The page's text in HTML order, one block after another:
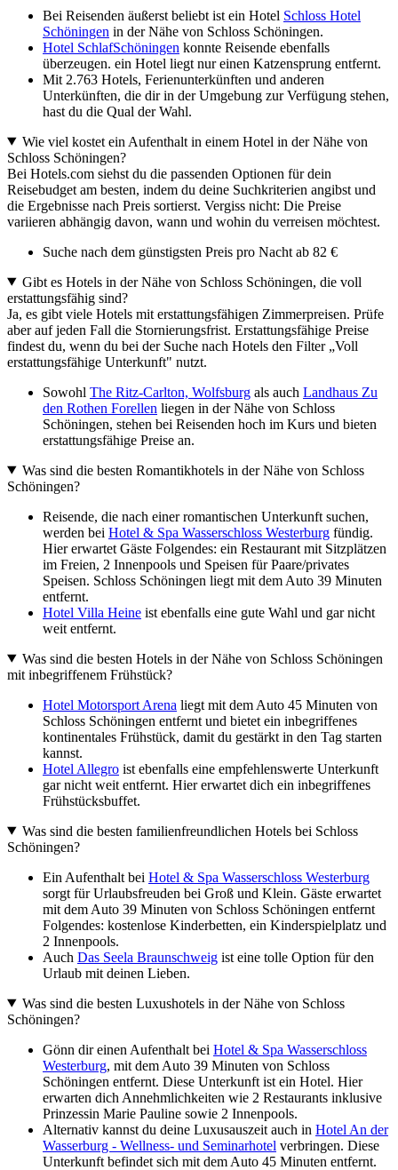
Bei Reisenden äußerst beliebt ist ein Hotel Schloss Hotel
Schöningen in der Nähe von Schloss Schöningen.
Hotel SchlafSchöningen konnte Reisende ebenfalls
überzeugen. ein Hotel liegt nur einen Katzensprung entfernt.
Mit 2.763 Hotels, Ferienunterkünften und anderen
Unterkünften, die dir in der Umgebung zur Verfügung stehen,
hast du die Qual der Wahl.
Wie viel kostet ein Aufenthalt in einem Hotel in der Nähe von
Schloss Schöningen?
Bei Hotels.com siehst du die passenden Optionen für dein
Reisebudget am besten, indem du deine Suchkriterien angibst und
die Ergebnisse nach Preis sortierst. Vergiss nicht: Die Preise
variieren abhängig davon, wann und wohin du verreisen möchtest.
Suche nach dem günstigsten Preis pro Nacht ab 82 €
Gibt es Hotels in der Nähe von Schloss Schöningen, die voll
erstattungsfähig sind?
Ja, es gibt viele Hotels mit erstattungsfähigen Zimmerpreisen. Prüfe
aber auf jeden Fall die Stornierungsfrist. Erstattungsfähige Preise
findest du, wenn du bei der Suche nach Hotels den Filter „Voll
erstattungsfähige Unterkunft" nutzt.
Sowohl The Ritz-Carlton, Wolfsburg als auch Landhaus Zu
den Rothen Forellen liegen in der Nähe von Schloss
Schöningen, stehen bei Reisenden hoch im Kurs und bieten
erstattungsfähige Preise an.
Was sind die besten Romantikhotels in der Nähe von Schloss
Schöningen?
Reisende, die nach einer romantischen Unterkunft suchen,
werden bei Hotel & Spa Wasserschloss Westerburg fündig.
Hier erwartet Gäste Folgendes: ein Restaurant mit Sitzplätzen
im Freien, 2 Innenpools und Speisen für Paare/privates
Speisen. Schloss Schöningen liegt mit dem Auto 39 Minuten
entfernt.
Hotel Villa Heine ist ebenfalls eine gute Wahl und gar nicht
weit entfernt.
Was sind die besten Hotels in der Nähe von Schloss Schöningen
mit inbegriffenem Frühstück?
Hotel Motorsport Arena liegt mit dem Auto 45 Minuten von
Schloss Schöningen entfernt und bietet ein inbegriffenes
kontinentales Frühstück, damit du gestärkt in den Tag starten
kannst.
Hotel Allegro ist ebenfalls eine empfehlenswerte Unterkunft
gar nicht weit entfernt. Hier erwartet dich ein inbegriffenes
Frühstücksbuffet.
Was sind die besten familienfreundlichen Hotels bei Schloss
Schöningen?
Ein Aufenthalt bei Hotel & Spa Wasserschloss Westerburg
sorgt für Urlaubsfreuden bei Groß und Klein. Gäste erwartet
mit dem Auto 39 Minuten von Schloss Schöningen entfernt
Folgendes: kostenlose Kinderbetten, ein Kinderspielplatz und
2 Innenpools.
Auch Das Seela Braunschweig ist eine tolle Option für den
Urlaub mit deinen Lieben.
Was sind die besten Luxushotels in der Nähe von Schloss
Schöningen?
Gönn dir einen Aufenthalt bei Hotel & Spa Wasserschloss
Westerburg, mit dem Auto 39 Minuten von Schloss
Schöningen entfernt. Diese Unterkunft ist ein Hotel. Hier
erwarten dich Annehmlichkeiten wie 2 Restaurants inklusive
Prinzessin Marie Pauline sowie 2 Innenpools.
Alternativ kannst du deine Luxusauszeit auch in Hotel An der
Wasserburg - Wellness- und Seminarhotel verbringen. Diese
Unterkunft befindet sich mit dem Auto 45 Minuten entfernt.